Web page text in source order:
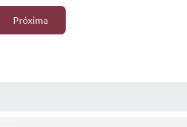
Próxima